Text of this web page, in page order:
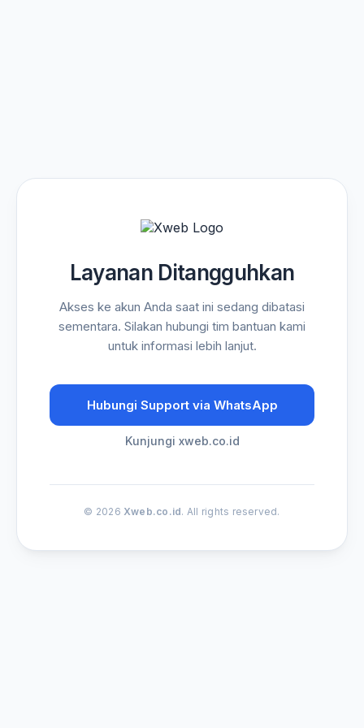
Layanan Ditangguhkan
Akses ke akun Anda saat ini sedang dibatasi
sementara. Silakan hubungi tim bantuan kami
untuk informasi lebih lanjut.
Hubungi Support via WhatsApp
Kunjungi xweb.co.id
© 2026 Xweb.co.id. All rights reserved.